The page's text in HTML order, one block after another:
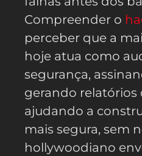
Compreender o
perceber que a
hoje atua como
segurança,
gerando relatórios
ajudando a
mais segura, sem
hollywoodiano